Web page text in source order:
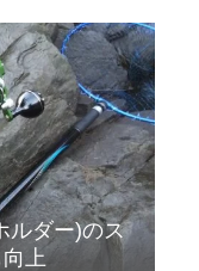
ルダー)のス
上